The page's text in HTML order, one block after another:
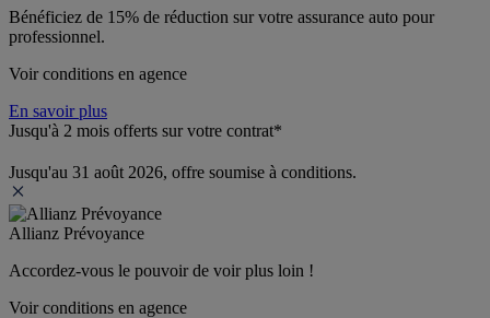
Bénéficiez de 15% de réduction sur votre assurance auto pour
professionnel.
Voir conditions en agence
En savoir plus
Jusqu'à 2 mois offerts sur votre contrat*
Jusqu'au 31 août 2026, offre soumise à conditions.
Allianz Prévoyance
Accordez-vous le pouvoir de voir plus loin !
Voir conditions en agence